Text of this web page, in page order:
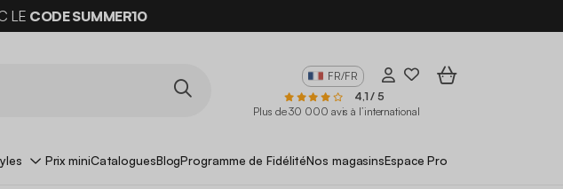
LE CODE SUMMER10
FR/FR
4,1 / 5
Plus de 30 000 avis à l’international
Prix miniCataloguesBlogProgramme de FidélitéNos magasinsEspace Pro